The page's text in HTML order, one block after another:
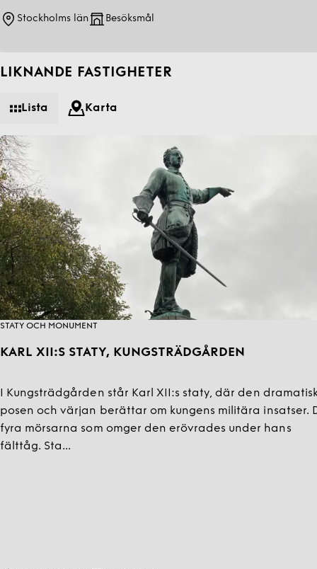
Stockholms län Besöksmål
LIKNANDE FASTIGHETER
Lista Karta
STATY OCH MONUMENT
KARL XII:S STATY, KUNGS­TRÄDGÅRDEN
I Kungsträdgården står Karl XII:s staty, där den
posen och värjan berättar om kungens militära insatser.
fyra mörsarna som omger den erövrades under hans
fälttåg. Sta...